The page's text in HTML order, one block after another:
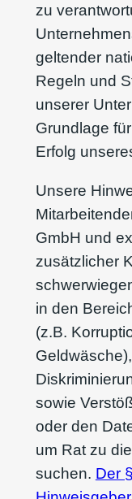
zu
geltender
Regeln und
unserer
Grundlage
Erfolg
Unsere
GmbH und
zusätzlicher
in den
(z.B.
sowie
oder den
um Rat zu
suchen. Der